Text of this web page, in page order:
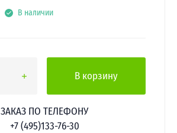
В наличии
В корзину
ЗАКАЗ ПО ТЕЛЕФОНУ
+7 (495)133-76-30